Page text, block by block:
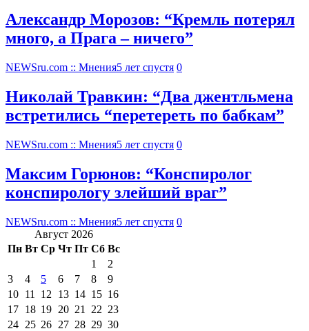
Александр Морозов: “Кремль потерял
много, а Прага – ничего”
NEWSru.com :: Мнения5 лет спустя 0
Николай Травкин: “Два джентльмена
встретились “перетереть по бабкам”
NEWSru.com :: Мнения5 лет спустя 0
Максим Горюнов: “Конспиролог
конспирологу злейший враг”
NEWSru.com :: Мнения5 лет спустя 0
Август 2026
Пн Вт Ср Чт Пт Сб Вс
1
2
3
4 5 6 7 8
9
10 11 12 13 14 15 16
17 18 19 20 21 22 23
24 25 26 27 28 29 30